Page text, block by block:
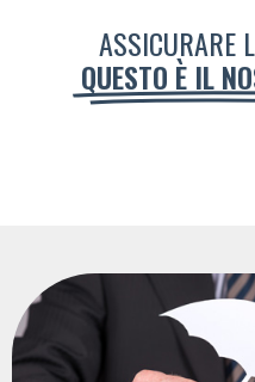
ASSICURARE
QUESTO È IL